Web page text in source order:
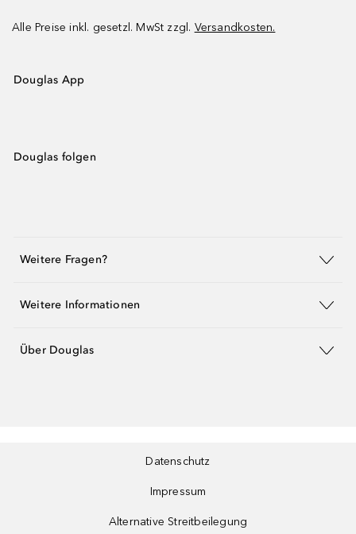
Alle Preise inkl. gesetzl. MwSt zzgl. Versandkosten.
Douglas App
Douglas folgen
Weitere Fragen?
Weitere Informationen
Über Douglas
Datenschutz
Impressum
Alternative Streitbeilegung